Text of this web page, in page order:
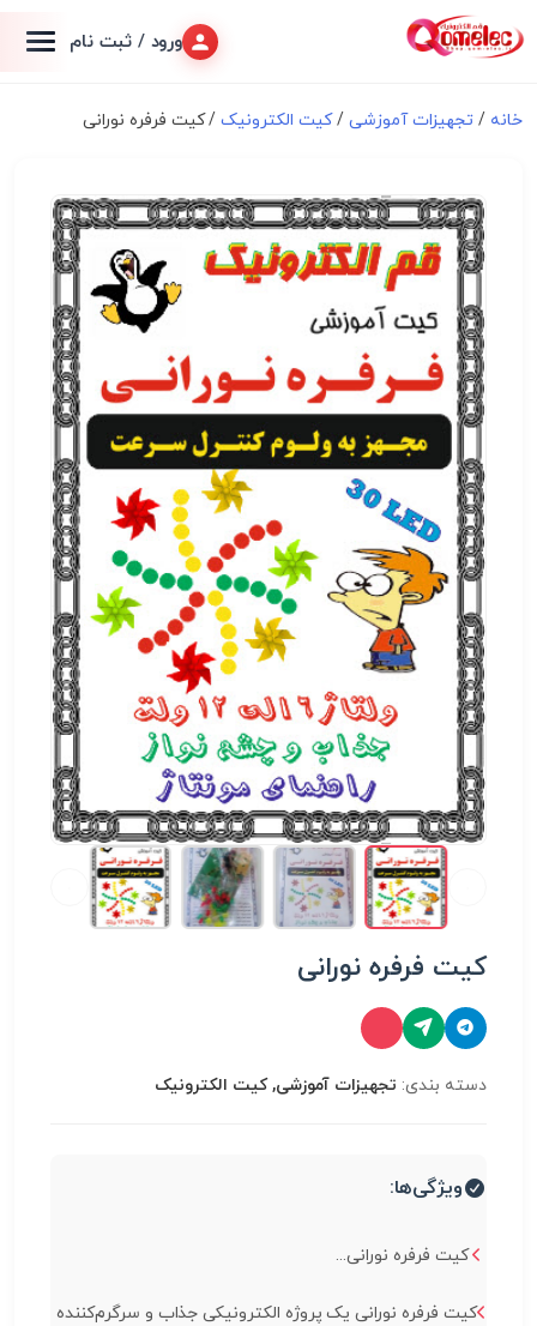
ورود / ثبت نام
خانه /تجهیزات آموزشی /کیت الکترونیک/ کیت فرفره نورانی
کیت فرفره نورانی
دسته بندی: تجهیزات آموزشی, کیت الکترونیک
ویژگی‌ها:
کیت فرفره نورانی...
کیت فرفره نورانی یک پروژه الکترونیکی جذاب و سرگرم‌کننده